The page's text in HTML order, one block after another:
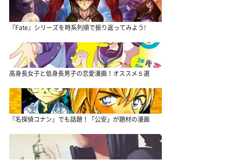
『Fate』シリーズを時系列順で振り返ってみよう!
高身長女子と低身長男子の恋愛漫画！オススメ５選
『名探偵コナン』でも話題！「公安」が題材の漫画